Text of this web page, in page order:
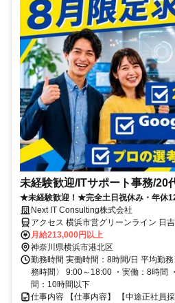
未経験歓迎/ITサポート事務/20
★未経験歓迎！★完全土日祝休み・年休
躍中！業界最長クラスのサポートでIT業
Next IT Consulting株式会社
アクセス 横浜市営グリーンライン 日
分、横浜市営グリーンライン 日吉（神
浜市営グリーンライン 日吉（神奈川県
月給213,000円以上
神奈川県横浜市港北区
勤務時間 実働時間：8時間/日 平均勤
務時間〉 9:00～18:00 ・実働：8時間
間：10時間以下
仕事内容 【仕事内容】 【中途正社員